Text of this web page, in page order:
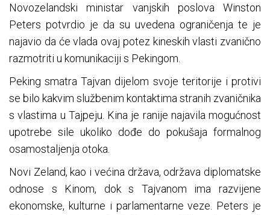
Novozelandski ministar vanjskih poslova Winston
Peters potvrdio je da su uvedena ograničenja te je
najavio da će vlada ovaj potez kineskih vlasti zvanično
razmotriti u komunikaciji s Pekingom.
Peking smatra Tajvan dijelom svoje teritorije i protivi
se bilo kakvim službenim kontaktima stranih zvaničnika
s vlastima u Tajpeju. Kina je ranije najavila mogućnost
upotrebe sile ukoliko dođe do pokušaja formalnog
osamostaljenja otoka.
Novi Zeland, kao i većina država, održava diplomatske
odnose s Kinom, dok s Tajvanom ima razvijene
ekonomske, kulturne i parlamentarne veze. Peters je